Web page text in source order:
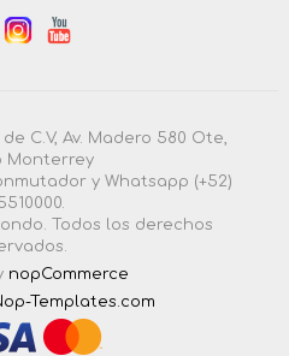
C.V, Av. Madero 580 Ote,
Monterrey
y Whatsapp (+52)
Todos los derechos
nopCommerce
Templates.com